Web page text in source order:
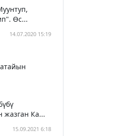
Өс...
14.07.2020 15:19
жазган Ка...
15.09.2021 6:18